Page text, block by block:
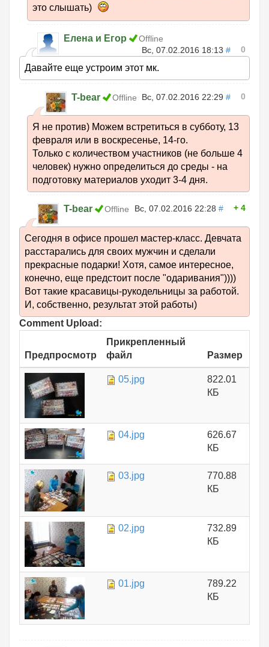
это слышать)
Елена и Егор
Offline
Вс, 07.02.2016 18:13 # 0
Давайте еще устроим этот мк.
T-bear Offline Вс, 07.02.2016 22:29 # 0
Я не против) Можем встретиться в субботу, 13
февраля или в воскресенье, 14-го.
Только с количеством участников (не больше 4
человек) нужно определиться до среды - на
подготовку материалов уходит 3-4 дня.
T-bear Offline Вс, 07.02.2016 22:28 # 4
Сегодня в офисе прошел мастер-класс. Девчата
расстарались для своих мужчин и сделали
прекрасные подарки! Хотя, самое интересное,
конечно, еще предстоит после "одаривания"))))
Вот такие красавицы-рукодельницы за работой.
И, собственно, результат этой работы)
Comment Upload:
Предпросмотр
Прикрепленный
файл
Размер
05.jpg
822.01
КБ
04.jpg
626.67
КБ
03.jpg
770.88
КБ
02.jpg
732.89
КБ
01.jpg
789.22
КБ